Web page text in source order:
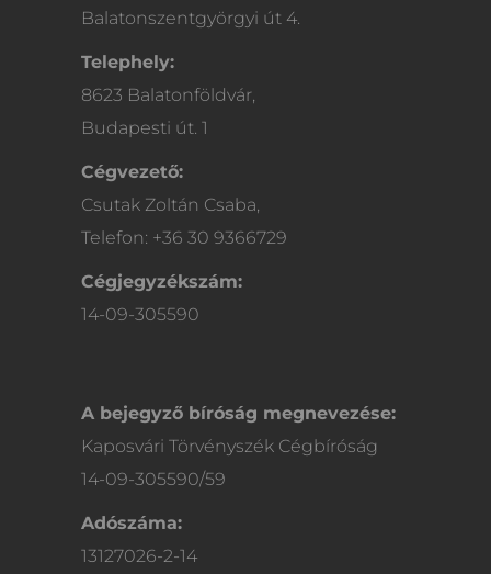
Balatonszentgyörgyi út 4.
Telephely:
8623 Balatonföldvár,
Budapesti út. 1
Cégvezető:
Csutak Zoltán Csaba,
Telefon: +36 30 9366729
Cégjegyzékszám:
14-09-305590
A bejegyző bíróság megnevezése:
Kaposvári Törvényszék Cégbíróság
14-09-305590/59
Adószáma:
13127026-2-14